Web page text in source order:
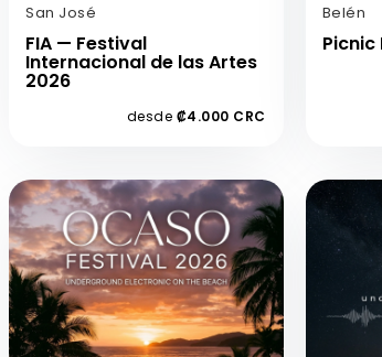
San José
FIA — Festival
Internacional de las Artes
2026
desde ₡4.000 CRC
Belén
Picnic